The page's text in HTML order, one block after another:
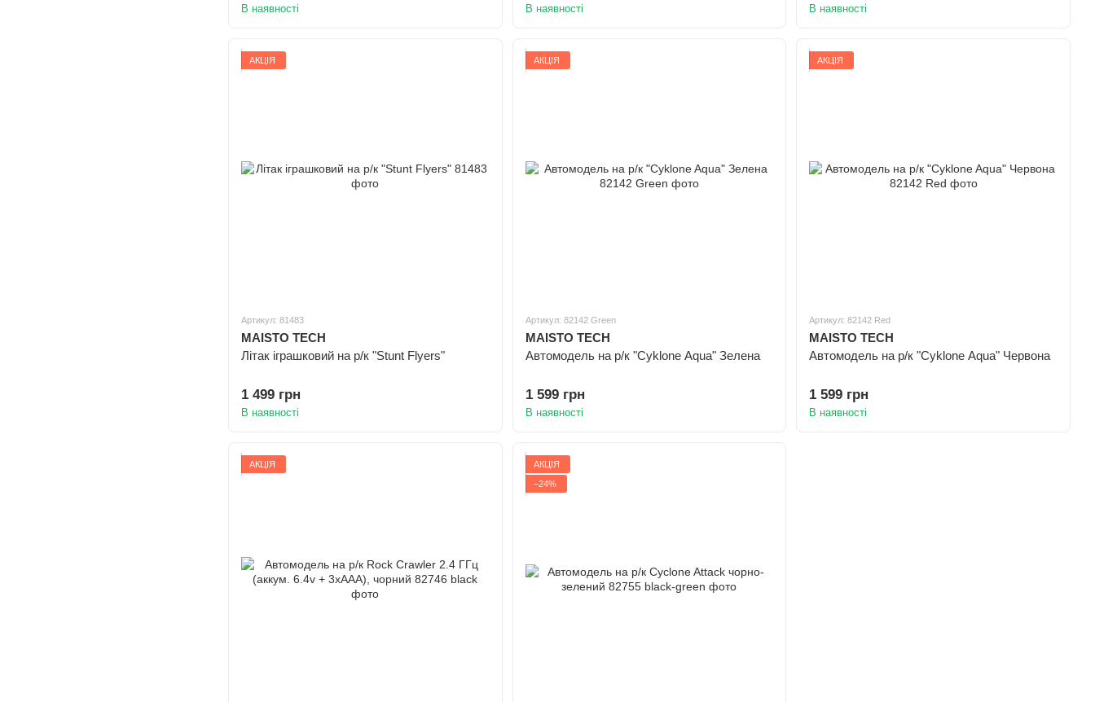
В наявності В наявності В наявності
АКЦІЯ
Артикул: 81483
MAISTO TECH
Літак іграшковий на р/к "Stunt Flyers"
1 499 грн
В наявності
АКЦІЯ
Артикул: 82142 Green
MAISTO TECH
Автомодель на р/к "Cyklone Aqua" Зелена
1 599 грн
В наявності
АКЦІЯ
Артикул: 82142 Red
MAISTO TECH
Автомодель на р/к "Cyklone Aqua" Червона
1 599 грн
В наявності
АКЦІЯ
АКЦІЯ
−24%